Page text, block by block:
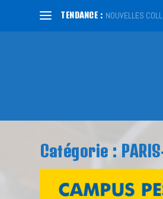
TENDANCE : NOUVELLES
Catégorie :